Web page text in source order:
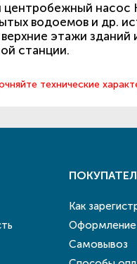
центробежный насос
водоемов и др.
этажи
станции.
технические
Как
Оформление
Самовывоз